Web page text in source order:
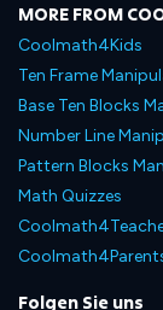
MORE FROM
Coolmath4Kids
Ten Frame
Base Ten Blocks
Number Line
Pattern Blocks
Math Quizzes
Folgen Sie uns